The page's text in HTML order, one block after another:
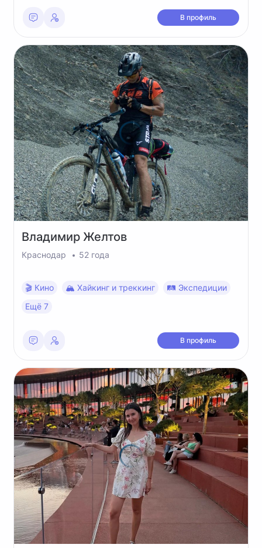
В профиль
Владимир Желтов
Краснодар 52 года
🎬 Кино 🏔 Хайкинг и треккинг
🛤 Экспедиции
Ещё 7
В профиль